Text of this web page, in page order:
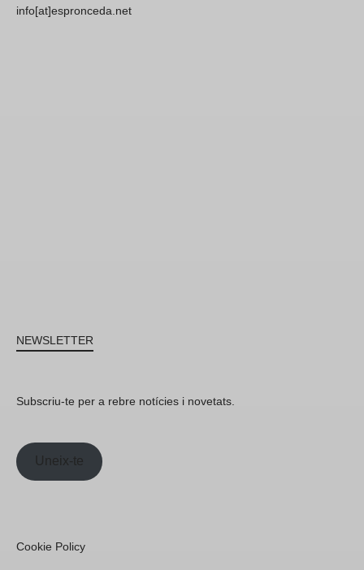
info[at]espronceda.net
NEWSLETTER
Subscriu-te per a rebre notícies i novetats.
Uneix-te
Cookie Policy